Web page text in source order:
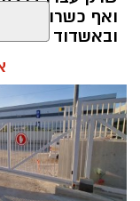
ואף כשרונות
ובאשדוד הם
מיליון ש"ח)
באקזיטים של
מנהל האתר / 11:14 15.07.25